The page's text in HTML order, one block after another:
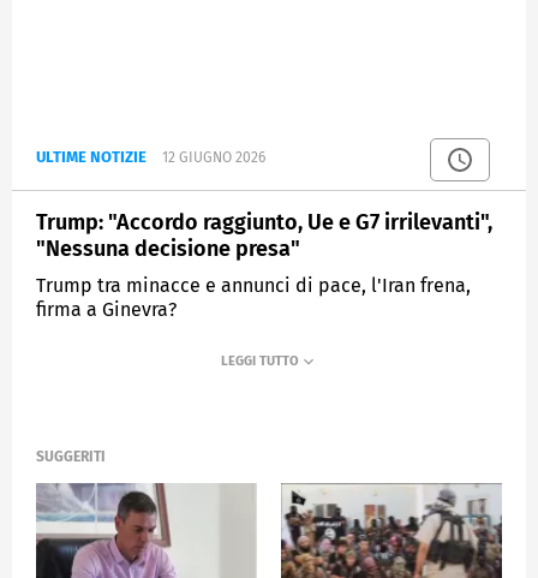
ULTIME NOTIZIE 12 GIUGNO 2026
Trump: "Accordo raggiunto, Ue e G7 irrilevanti",
"Nessuna decisione presa"
Trump tra minacce e annunci di pace, l'Iran frena,
firma a Ginevra?
SUGGERITI